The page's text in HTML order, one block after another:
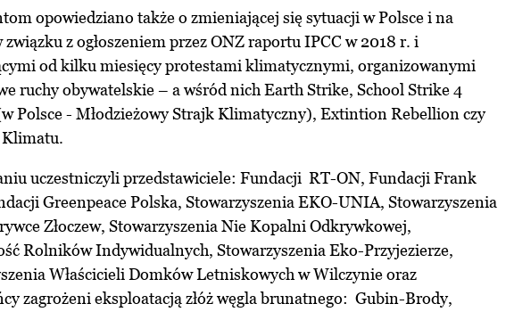
opowiedziano także o zmieniającej się sytuacji w Polsce i na
związku z ogłoszeniem przez ONZ raportu IPCC w 2018 r. i
od kilku miesięcy protestami klimatycznymi, organizowanymi
ruchy obywatelskie – a wśród nich Earth Strike, School Strike 4
Polsce - Młodzieżowy Strajk Klimatyczny), Extintion Rebellion czy
Klimatu.
uczestniczyli przedstawiciele: Fundacji RT-ON, Fundacji Frank
Greenpeace Polska, Stowarzyszenia EKO-UNIA, Stowarzyszenia
Złoczew, Stowarzyszenia Nie Kopalni Odkrywkowej,
Rolników Indywidualnych, Stowarzyszenia Eko-Przyjezierze,
Właścicieli Domków Letniskowych w Wilczynie oraz
zagrożeni eksploatacją złóż węgla brunatnego: Gubin-Brody,